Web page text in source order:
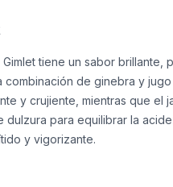
Gimlet tiene un sabor brillante,
combinación de ginebra y
y crujiente, mientras que el
dulzura para equilibrar la
y vigorizante.